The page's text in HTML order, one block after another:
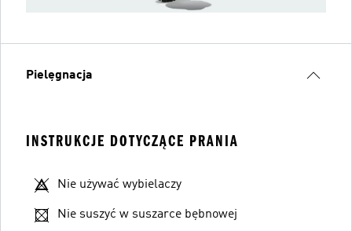
Pielęgnacja
INSTRUKCJE DOTYCZĄCE PRANIA
Nie używać wybielaczy
Nie suszyć w suszarce bębnowej